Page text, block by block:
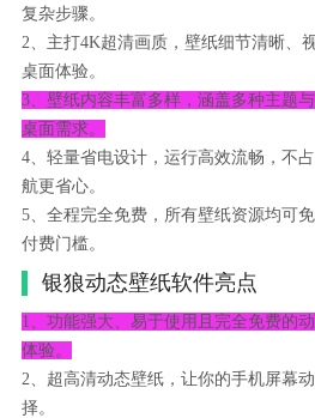
复杂步骤。
2、主打4K超清画质，壁纸细节清晰、
桌面体验。
3、壁纸内容丰富多样，涵盖多种主题
桌面需求。
4、轻量省电设计，运行高效流畅，不
航更省心。
5、全程完全免费，所有壁纸资源均可
付费门槛。
银狼动态壁纸软件亮点
1、功能强大、易于使用且完全免费的
体验。
2、超高清动态壁纸，让你的手机屏幕
择。